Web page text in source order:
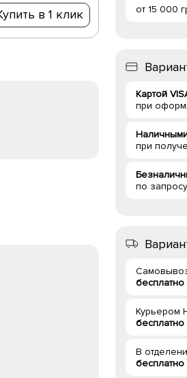
в 1 клик от 15 000
Картой
при
при
по запросу
бесплатно
Курьером
бесплатно
В
бесплатно